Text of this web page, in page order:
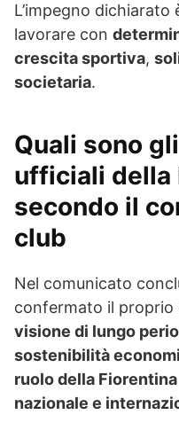
L’impegno
lavorare con
crescita sportiva,
societaria.
Quali sono
ufficiali della
secondo il
club
Nel comunicato
confermato il proprio
visione di lungo
sostenibilità
ruolo della Fiorentina
nazionale e